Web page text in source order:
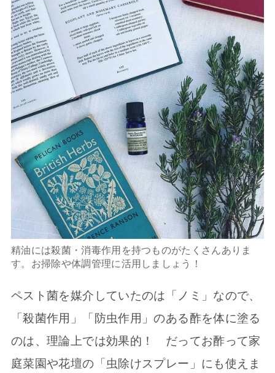
精油には殺菌・消毒作用を持つものがたくさんありま
す。お掃除や体調管理に活用しましょう！
ペスト菌を媒介していたのは「ノミ」なので、
「殺菌作用」「防虫作用」のある酢を体に塗る
のは、理論上では効果的！ だってお酢って家
庭菜園や花壇の「虫除けスプレー」にも使えま